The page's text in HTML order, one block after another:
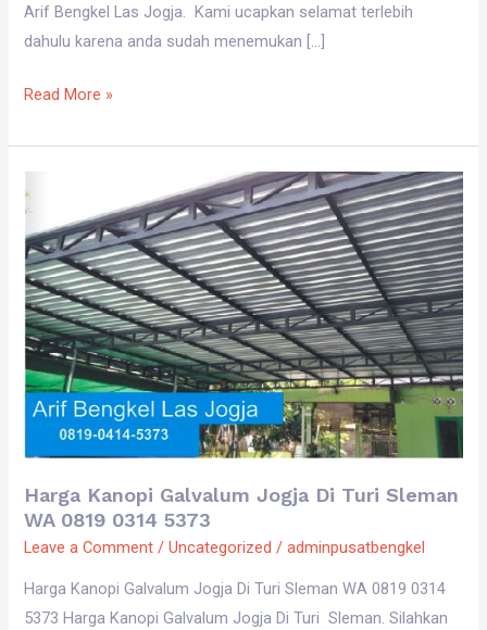
Arif Bengkel Las Jogja. Kami ucapkan selamat terlebih
dahulu karena anda sudah menemukan […]
Read More »
Harga Kanopi Galvalum Jogja Di Turi Sleman
WA 0819 0314 5373
Leave a Comment /Uncategorized /adminpusatbengkel
Harga Kanopi Galvalum Jogja Di Turi Sleman WA 0819 0314
5373 Harga Kanopi Galvalum Jogja Di Turi Sleman. Silahkan
Kanopi
Galvalum
Jogja
Di
Turi
Sleman
WA
0819